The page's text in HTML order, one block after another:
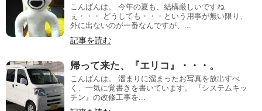
こんばんは。 今年の夏も、結構厳しいですね
ぇ・・・ どうしても・・・という用事が無い限り、
外に出ないのが一番なんですが、...
記事を読む
帰って来た、『エリコ』・・・。
こんばんは。 溜まりに溜まったお写真を放出すべ
く、一気に覚書きを書いています。 『システムキッ
チン』の改修工事を...